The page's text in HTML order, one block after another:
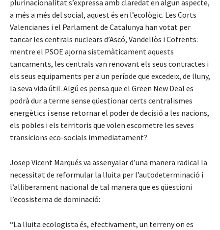
plurinacionalitat s’expressa amb claredat en algun aspecte,
a més a més del social, aquest és en l’ecològic. Les Corts
Valencianes i el Parlament de Catalunya han votat per
tancar les centrals nuclears d’Ascó, Vandellòs i Cofrents:
mentre el PSOE ajorna sistemàticament aquests
tancaments, les centrals van renovant els seus contractes i
els seus equipaments per a un període que excedeix, de lluny,
la seva vida útil. Algú es pensa que el Green New Deal es
podrà dur a terme sense qüestionar certs centralismes
energètics i sense retornar el poder de decisió a les nacions,
els pobles i els territoris que volen escometre les seves
transicions eco-socials immediatament?
Josep Vicent Marqués va assenyalar d’una manera radical la
necessitat de reformular la lluita per l’autodeterminació i
l’alliberament nacional de tal manera que es qüestioni
l’ecosistema de dominació:
“La lluita ecologista és, efectivament, un terreny on es